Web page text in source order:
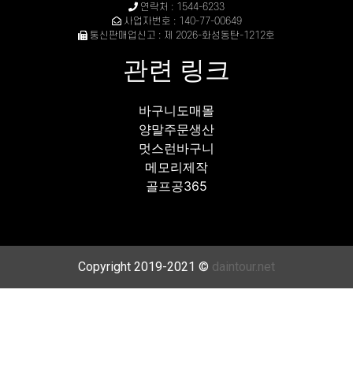
연락처 : 1544-6233
사업자번호 : 140-77-00649
통신판매업신고 : 제 2026-화성동탄-1212호
관련 링크
바구니도매몰
양말주문생산
멋스런바구니
메모리제작
골프공365
Copyright 2019-2021 © daintour.net